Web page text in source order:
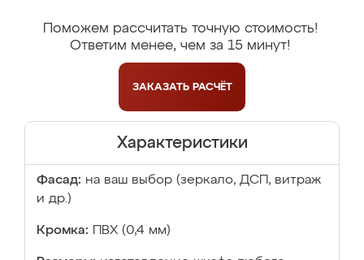
Поможем рассчитать точную стоимость!
Ответим менее, чем за 15 минут!
ЗАКАЗАТЬ РАСЧЁТ
Характеристики
Фасад: на ваш выбор (зеркало, ДСП, витраж
и др.)
Кромка: ПВХ (0,4 мм)